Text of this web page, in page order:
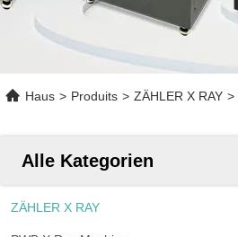
Haus > Produits > ZÄHLER X RAY >
Alle Kategorien
ZÄHLER X RAY